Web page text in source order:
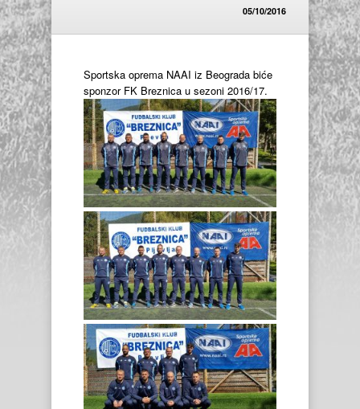
05/10/2016
Sportska oprema NAAI iz Beograda biće
sponzor FK Breznica u sezoni 2016/17.